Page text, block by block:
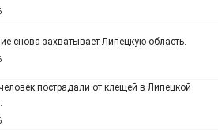
снова захватывает Липецкую область.
пострадали от клещей в Липецкой